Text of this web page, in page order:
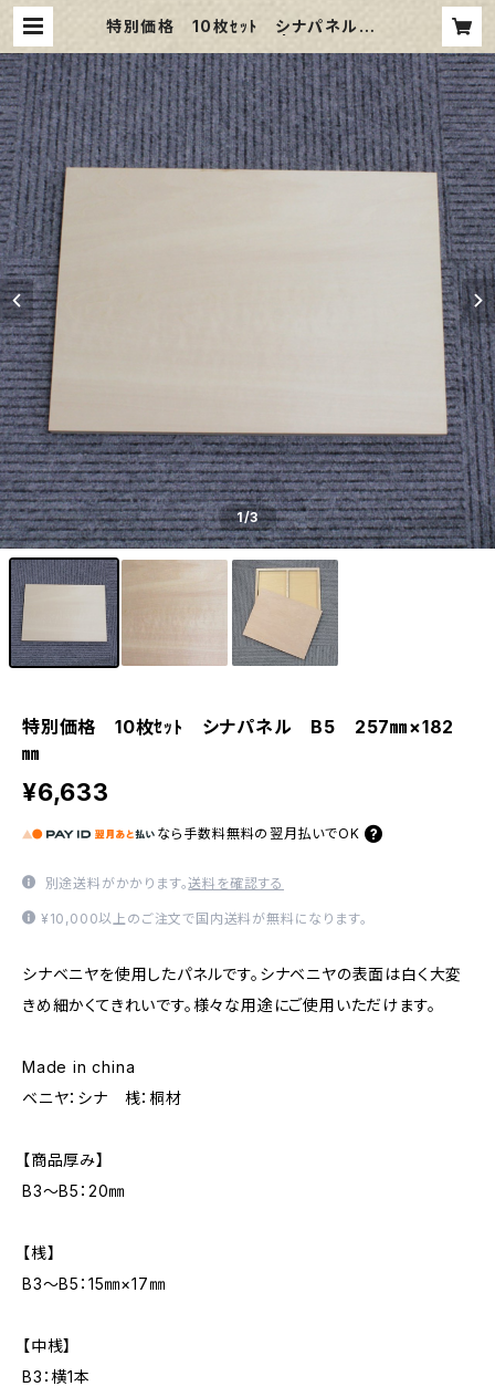
特別価格 10枚ｾｯﾄ シナパネル B
1/3
特別価格 10枚ｾｯﾄ シナパネル B5 257㎜×182
㎜
¥6,633
なら 手数料無料の 翌月払いでOK
別途送料がかかります。送料を確認する
¥10,000以上のご注文で国内送料が無料になります。
シナベニヤを使用したパネルです。シナベニヤの表面は白く大変
きめ細かくてきれいです。様々な用途にご使用いただけます。
Made in china
ベニヤ：シナ 桟：桐材
【商品厚み】
B3～B5：20㎜
【桟】
B3～B5：15㎜×17㎜
【中桟】
B3：横1本